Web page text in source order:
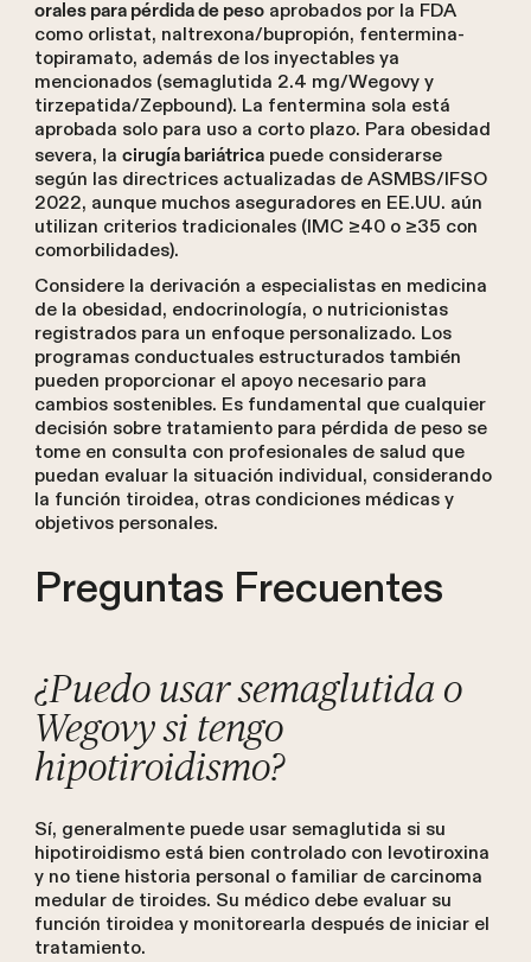
orales para pérdida de pesoaprobados por la FDA
como orlistat, naltrexona/bupropión, fentermina-
topiramato, además de los inyectables ya
mencionados (semaglutida 2.4 mg/Wegovy y
tirzepatida/Zepbound). La fentermina sola está
aprobada solo para uso a corto plazo. Para obesidad
severa, la cirugía bariátricapuede considerarse
según las directrices actualizadas de ASMBS/IFSO
2022, aunque muchos aseguradores en EE.UU. aún
utilizan criterios tradicionales (IMC ≥40 o ≥35 con
comorbilidades).
Considere la derivación a especialistas en medicina
de la obesidad, endocrinología, o nutricionistas
registrados para un enfoque personalizado. Los
programas conductuales estructurados también
pueden proporcionar el apoyo necesario para
cambios sostenibles. Es fundamental que cualquier
decisión sobre tratamiento para pérdida de peso se
tome en consulta con profesionales de salud que
puedan evaluar la situación individual, considerando
la función tiroidea, otras condiciones médicas y
objetivos personales.
Preguntas Frecuentes
¿Puedo usar semaglutida o
Wegovy si tengo
hipotiroidismo?
Sí, generalmente puede usar semaglutida si su
hipotiroidismo está bien controlado con levotiroxina
y no tiene historia personal o familiar de carcinoma
medular de tiroides. Su médico debe evaluar su
función tiroidea y monitorearla después de iniciar el
tratamiento.